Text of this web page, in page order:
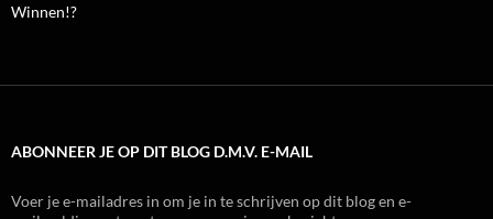
Winnen!?
ABONNEER JE OP DIT BLOG D.M.V. E-MAIL
Voer je e-mailadres in om je in te schrijven op dit blog en e-